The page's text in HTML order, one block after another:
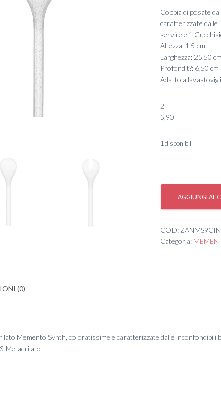
Coppia di posate
caratterizzate dalle
servire e 1
Altezza: 1,5 cm
Larghezza: 25,50 cm
Profondit?: 6,50 cm
Adatto a
2
5,90
1 disponibili
*
SYNTH
SALAD
SERVER
AGGIUNGI AL
COD:
Categoria:
(0)
Memento Synth, coloratissime e caratterizzate dalle inconfondibili
Metacrilato